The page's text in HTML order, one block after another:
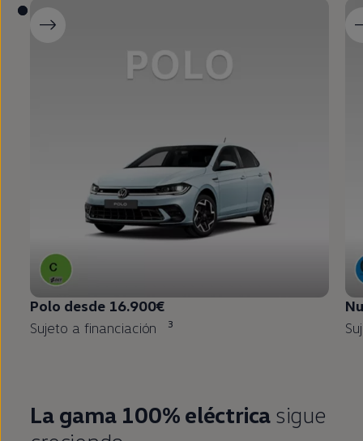
Polo desde 16.900€
Sujeto a financiación
3
La gama 100% eléctrica sigue